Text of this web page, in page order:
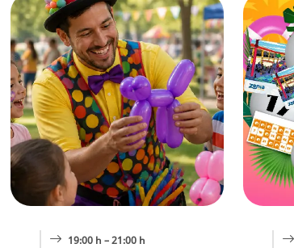
19:00 h – 21:00 h